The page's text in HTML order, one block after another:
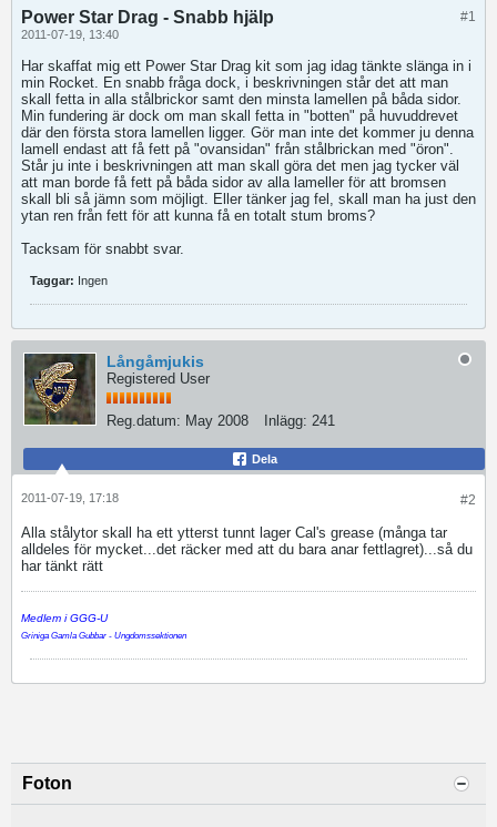
#1
Power Star Drag - Snabb hjälp
2011-07-19, 13:40
Har skaffat mig ett Power Star Drag kit som jag idag tänkte slänga in i
min Rocket. En snabb fråga dock, i beskrivningen står det att man
skall fetta in alla stålbrickor samt den minsta lamellen på båda sidor.
Min fundering är dock om man skall fetta in "botten" på huvuddrevet
där den första stora lamellen ligger. Gör man inte det kommer ju denna
lamell endast att få fett på "ovansidan" från stålbrickan med "öron".
Står ju inte i beskrivningen att man skall göra det men jag tycker väl
att man borde få fett på båda sidor av alla lameller för att bromsen
skall bli så jämn som möjligt. Eller tänker jag fel, skall man ha just den
ytan ren från fett för att kunna få en totalt stum broms?
Tacksam för snabbt svar.
Taggar: Ingen
Långåmjukis
Registered User
Reg.datum: May 2008 Inlägg: 241
Dela
#2
2011-07-19, 17:18
Alla stålytor skall ha ett ytterst tunnt lager Cal's grease (många tar
alldeles för mycket...det räcker med att du bara anar fettlagret)...så du
har tänkt rätt
Medlem i GGG-U
Griniga Gamla Gubbar - Ungdomssektionen
Foton